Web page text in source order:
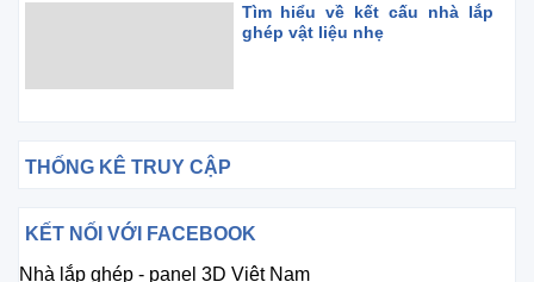
Tìm hiểu về kết cấu nhà lắp
ghép vật liệu nhẹ
THỐNG KÊ TRUY CẬP
KẾT NỐI VỚI FACEBOOK
Nhà lắp ghép - panel 3D Việt Nam